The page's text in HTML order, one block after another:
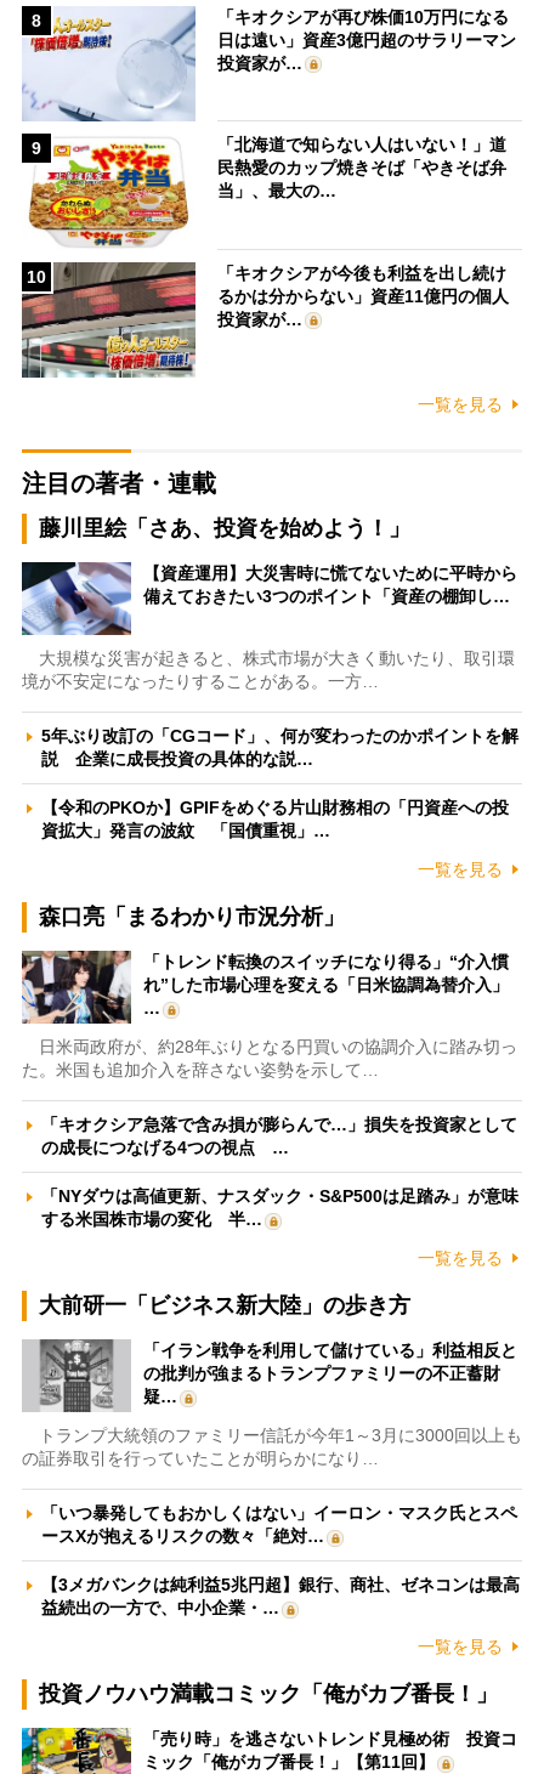
8
「キオクシアが再び株価10万円になる
日は遠い」資産3億円超のサラリーマン
投資家が…
9
「北海道で知らない人はいない！」道
民熱愛のカップ焼きそば「やきそば弁
当」、最大の…
10
「キオクシアが今後も利益を出し続け
るかは分からない」資産11億円の個人
投資家が…
一覧を見る
注目の著者・連載
藤川里絵「さあ、投資を始めよう！」
【資産運用】大災害時に慌てないために平時から
備えておきたい3つのポイント「資産の棚卸し…
大規模な災害が起きると、株式市場が大きく動いたり、取引環
境が不安定になったりすることがある。一方…
5年ぶり改訂の「CGコード」、何が変わったのかポイントを解
説 企業に成長投資の具体的な説…
【令和のPKOか】GPIFをめぐる片山財務相の「円資産への投
資拡大」発言の波紋 「国債重視」…
一覧を見る
森口亮「まるわかり市況分析」
「トレンド転換のスイッチになり得る」“介入慣
れ”した市場心理を変える「日米協調為替介入」
…
日米両政府が、約28年ぶりとなる円買いの協調介入に踏み切っ
た。米国も追加介入を辞さない姿勢を示して…
「キオクシア急落で含み損が膨らんで…」損失を投資家として
の成長につなげる4つの視点 …
「NYダウは高値更新、ナスダック・S&P500は足踏み」が意味
する米国株市場の変化 半…
一覧を見る
大前研一「ビジネス新大陸」の歩き方
「イラン戦争を利用して儲けている」利益相反と
の批判が強まるトランプファミリーの不正蓄財
疑…
トランプ大統領のファミリー信託が今年1～3月に3000回以上も
の証券取引を行っていたことが明らかになり…
「いつ暴発してもおかしくはない」イーロン・マスク氏とスペ
ースXが抱えるリスクの数々「絶対…
【3メガバンクは純利益5兆円超】銀行、商社、ゼネコンは最高
益続出の一方で、中小企業・…
一覧を見る
投資ノウハウ満載コミック「俺がカブ番長！」
「売り時」を逃さないトレンド見極め術 投資コ
ミック「俺がカブ番長！」【第11回】